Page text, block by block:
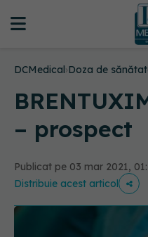
DCMedical›Doza de
– prospect
Publicat pe 03 mar 2021,
Distribuie acest articol